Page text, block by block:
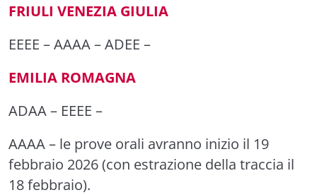
FRIULI VENEZIA GIULIA
EEEE –AAAA–ADEE –
EMILIA ROMAGNA
ADAA– EEEE –
AAAA– le prove orali avranno inizio il 19
febbraio 2026 (con estrazione della traccia il
18 febbraio).